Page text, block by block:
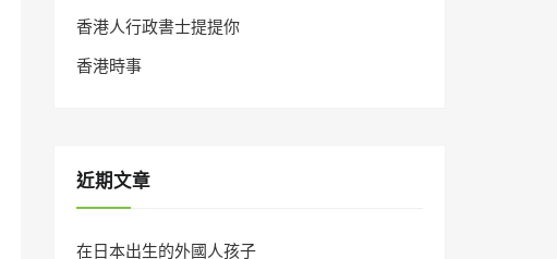
香港人行政書士提提你
香港時事
近期文章
在日本出生的外國人孩子